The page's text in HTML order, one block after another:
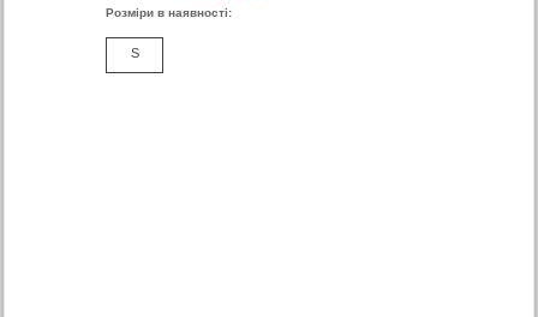
Розміри в наявності:
S